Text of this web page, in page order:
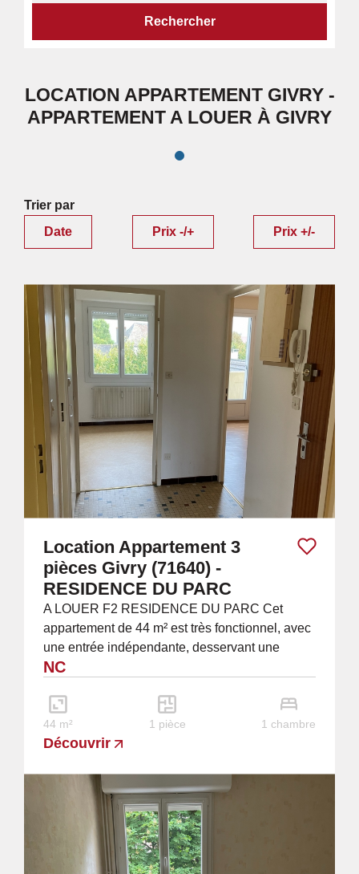
APPARTEMENT
LOCATION APPARTEMENT GIVRY -
APPARTEMENT A LOUER À GIVRY
Trier par
Date
Prix -/+ Prix +/-
Location Appartement 3
pièces Givry (71640) -
RESIDENCE DU PARC
A LOUER F2 RESIDENCE DU PARC Cet
appartement de 44 m² est très fonctionnel, avec
une entrée indépendante, desservant une
chambre, une cuisine, un salon, salle de bains
NC
44 m² 1 pièce 1 chambre
Découvrir